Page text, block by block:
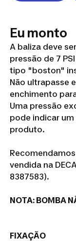
Eu monto
A baliza deve
pressão de 7
tipo "boston"
Não ultrapasse
enchimento
Uma pressão
pode indicar
produto.
vendida na
8387583).
NOTA: BOMBA
FIXAÇÃO